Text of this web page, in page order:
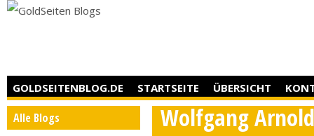
GOLDSEITENBLOG.DE STARTSEITE ÜBERSICHT
Alle Blogs Wolfgang